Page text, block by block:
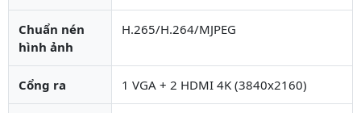
Chuẩn nén
hình ảnh
H.265/H.264/MJPEG
Cổng ra 1 VGA + 2 HDMI 4K (3840x2160)